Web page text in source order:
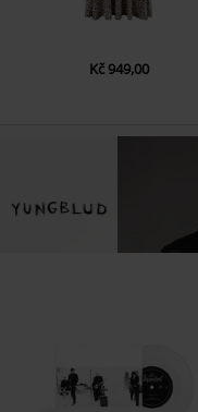
Kč 949,00